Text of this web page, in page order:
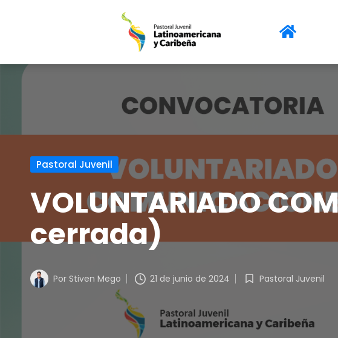
Pastoral Juvenil
VOLUNTARIADO
cerrada)
Por Stiven Mego 21 de junio de 2024 Pastoral Juvenil